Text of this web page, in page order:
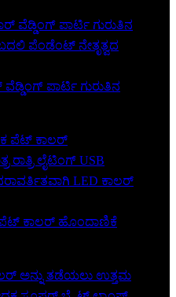
ಪಾರ್ಟಿ ಗುರುತಿನ
ಕಾಲರ್ ಹೊಂದಾಣಿಕೆ